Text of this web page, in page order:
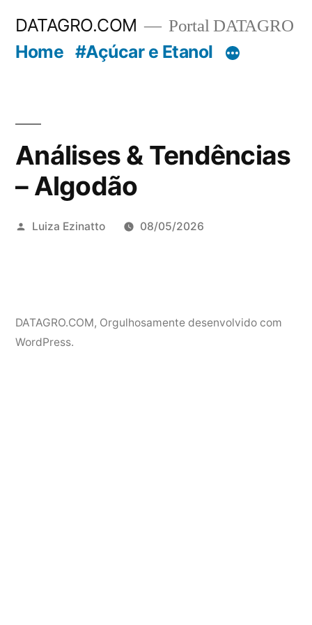
DATAGRO.COM Portal DATAGRO
Home #Açúcar e Etanol
Análises & Tendências
– Algodão
Publicado
Luiza Ezinatto 08/05/2026
DATAGRO.COM, Orgulhosamente desenvolvido com
WordPress.